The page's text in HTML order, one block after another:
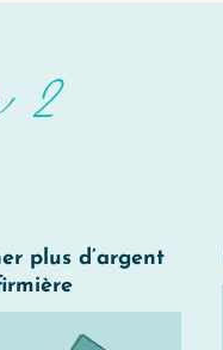
plus d’argent